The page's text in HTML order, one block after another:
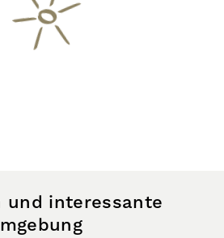
und interessante